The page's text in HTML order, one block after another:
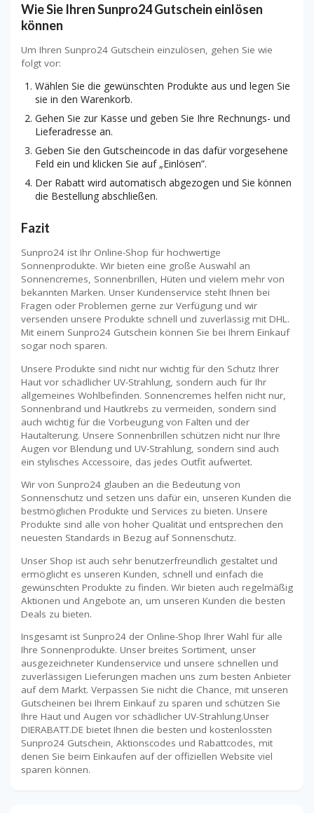
Wie Sie Ihren Sunpro24 Gutschein einlösen
können
Um Ihren Sunpro24 Gutschein einzulösen, gehen Sie wie
folgt vor:
Wählen Sie die gewünschten Produkte aus und legen Sie
sie in den Warenkorb.
Gehen Sie zur Kasse und geben Sie Ihre Rechnungs- und
Lieferadresse an.
Geben Sie den Gutscheincode in das dafür vorgesehene
Feld ein und klicken Sie auf „Einlösen”.
Der Rabatt wird automatisch abgezogen und Sie können
die Bestellung abschließen.
Fazit
Sunpro24 ist Ihr Online-Shop für hochwertige
Sonnenprodukte. Wir bieten eine große Auswahl an
Sonnencremes, Sonnenbrillen, Hüten und vielem mehr von
bekannten Marken. Unser Kundenservice steht Ihnen bei
Fragen oder Problemen gerne zur Verfügung und wir
versenden unsere Produkte schnell und zuverlässig mit DHL.
Mit einem Sunpro24 Gutschein können Sie bei Ihrem Einkauf
sogar noch sparen.
Unsere Produkte sind nicht nur wichtig für den Schutz Ihrer
Haut vor schädlicher UV-Strahlung, sondern auch für Ihr
allgemeines Wohlbefinden. Sonnencremes helfen nicht nur,
Sonnenbrand und Hautkrebs zu vermeiden, sondern sind
auch wichtig für die Vorbeugung von Falten und der
Hautalterung. Unsere Sonnenbrillen schützen nicht nur Ihre
Augen vor Blendung und UV-Strahlung, sondern sind auch
ein stylisches Accessoire, das jedes Outfit aufwertet.
Wir von Sunpro24 glauben an die Bedeutung von
Sonnenschutz und setzen uns dafür ein, unseren Kunden die
bestmöglichen Produkte und Services zu bieten. Unsere
Produkte sind alle von hoher Qualität und entsprechen den
neuesten Standards in Bezug auf Sonnenschutz.
Unser Shop ist auch sehr benutzerfreundlich gestaltet und
ermöglicht es unseren Kunden, schnell und einfach die
gewünschten Produkte zu finden. Wir bieten auch regelmäßig
Aktionen und Angebote an, um unseren Kunden die besten
Deals zu bieten.
Insgesamt ist Sunpro24 der Online-Shop Ihrer Wahl für alle
Ihre Sonnenprodukte. Unser breites Sortiment, unser
ausgezeichneter Kundenservice und unsere schnellen und
zuverlässigen Lieferungen machen uns zum besten Anbieter
auf dem Markt. Verpassen Sie nicht die Chance, mit unseren
Gutscheinen bei Ihrem Einkauf zu sparen und schützen Sie
Ihre Haut und Augen vor schädlicher UV-Strahlung.Unser
DIERABATT.DE bietet Ihnen die besten und kostenlossten
Sunpro24 Gutschein, Aktionscodes und Rabattcodes, mit
denen Sie beim Einkaufen auf der offiziellen Website viel
sparen können.